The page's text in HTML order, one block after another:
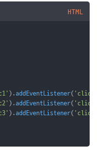
HTML
).addEventListener(
).addEventListener(
).addEventListener(